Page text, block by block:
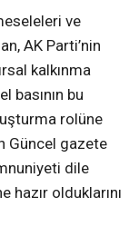
ve
AK Parti’nin
kalkınma
basının bu
rolüne
Güncel gazete
dile
olduklarını